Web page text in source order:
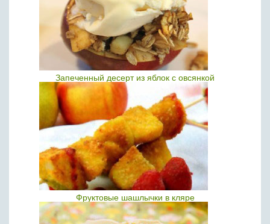
Запеченный десерт из яблок с овсянкой
Фруктовые шашлычки в кляре